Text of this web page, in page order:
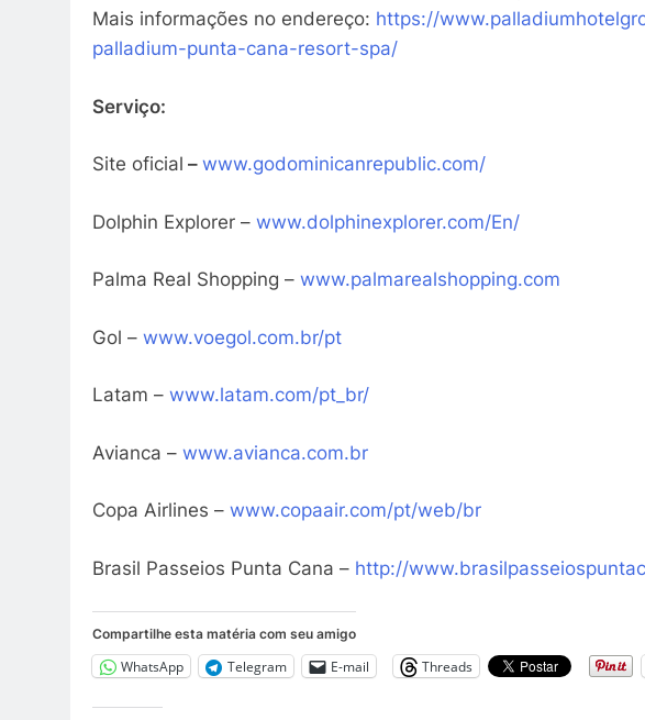
Mais informações no endereço: https://www.
palladium-punta-cana-resort-spa/
Serviço:
Site oficial – www.godominicanrepublic.com/
Dolphin Explorer – www.dolphinexplorer.com/En/
Palma Real Shopping – www.palmarealshopping.com
Gol – www.voegol.com.br/pt
Latam – www.latam.com/pt_br/
Avianca – www.avianca.com.br
Copa Airlines – www.copaair.com/pt/web/br
Brasil Passeios Punta Cana – http://www.
Compartilhe esta matéria com seu amigo
WhatsApp Telegram E-mail Threads